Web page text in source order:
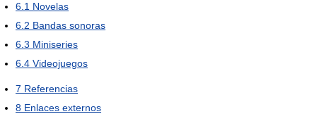
6.1 Novelas
6.2 Bandas sonoras
6.3 Miniseries
6.4 Videojuegos
7 Referencias
8 Enlaces externos